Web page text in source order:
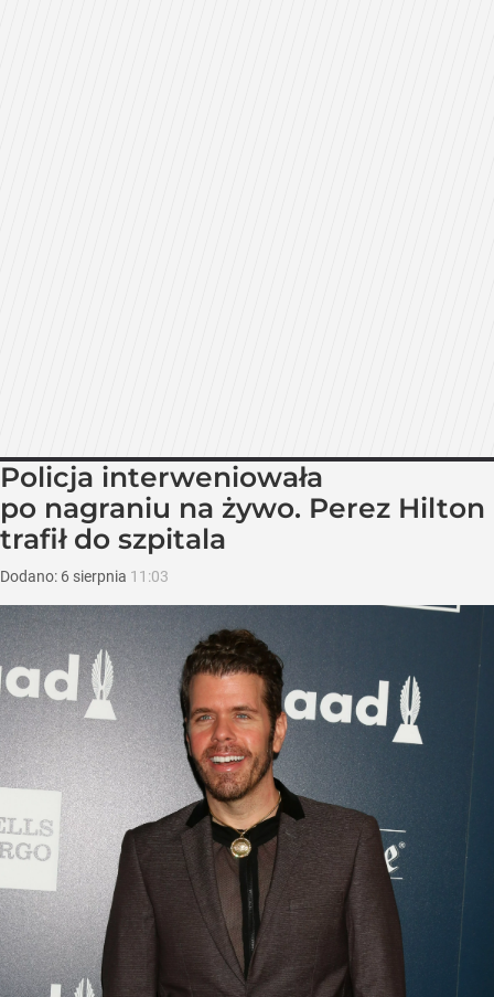
Policja interweniowała
po nagraniu na żywo. Perez Hilton
trafił do szpitala
Dodano: 6 sierpnia 11:03